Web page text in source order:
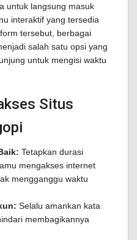
untuk langsung masuk
interaktif yang tersedia
tersebut, berbagai
salah satu opsi yang
untuk mengisi waktu
Situs
Tetapkan durasi
mengakses internet
mengganggu waktu
Selalu amankan kata
membagikannya